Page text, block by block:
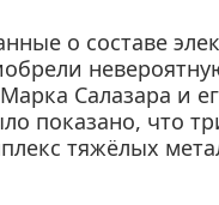
о составе
Салазара и
показано, что
тяжёлых